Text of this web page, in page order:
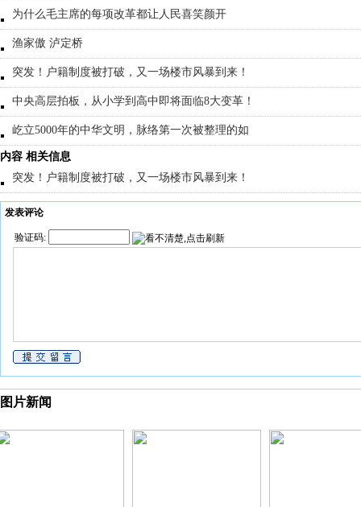
为什么毛主席的每项改革都让人民喜笑颜开
渔家傲 泸定桥
突发！户籍制度被打破，又一场楼市风暴到来！
中央高层拍板，从小学到高中即将面临8大变革！
屹立5000年的中华文明，脉络第一次被整理的如
内容 相关信息
突发！户籍制度被打破，又一场楼市风暴到来！
发表评论
验证码:
图片新闻